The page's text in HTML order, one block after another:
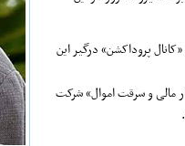
در سال ۱۳۹۸ تاکنون شرکت «کانال پروداکشن» درگیر این
مالی و سرقت اموال» شرکت